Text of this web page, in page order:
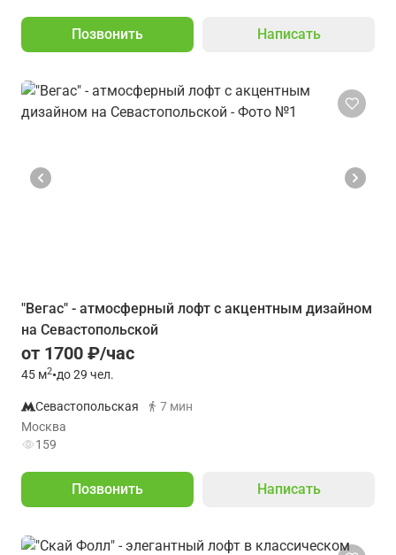
Позвонить Написать
"Вегас" - атмосферный лофт с акцентным дизайном
на Севастопольской
от 1700 ₽/час
45 м2•до 29 чел.
Севастопольская
7 мин
Москва
159
Позвонить Написать